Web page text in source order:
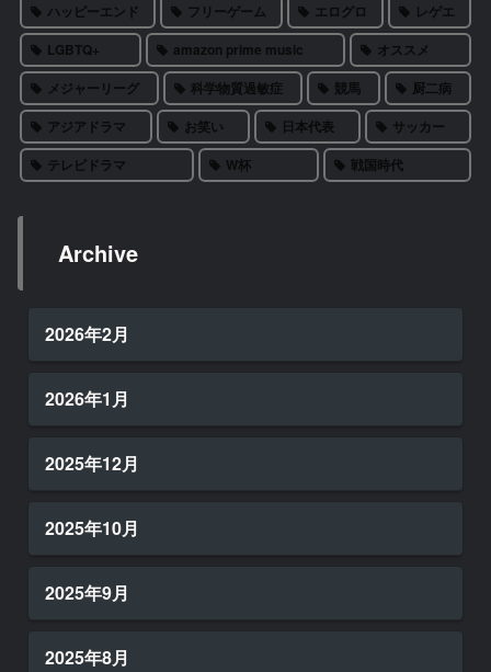
ハッピーエンド
フリーゲーム エログロ
レゲエ
LGBTQ+
amazon prime music
オススメ
メジャーリーグ
科学物質過敏症 競馬
厨二病
アジアドラマ
お笑い 日本代表
サッカー
テレビドラマ
W杯 戦国時代
Archive
2026年2月
2026年1月
2025年12月
2025年10月
2025年9月
2025年8月